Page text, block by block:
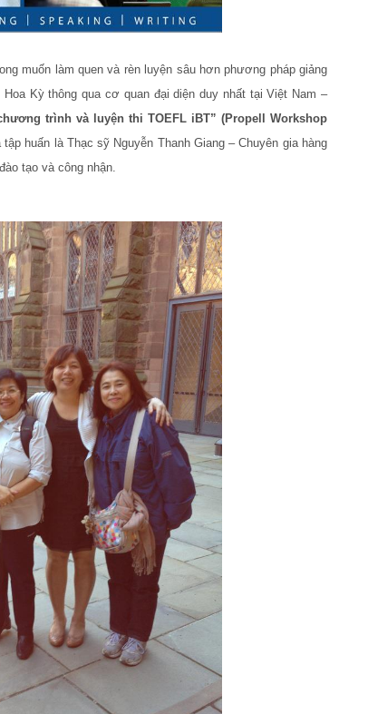
muốn làm quen và rèn luyện sâu hơn phương pháp giảng
Kỳ thông qua cơ quan đại diện duy nhất tại Việt Nam –
trình và luyện thi TOEFL iBT” (Propell Workshop
huấn là Thạc sỹ Nguyễn Thanh Giang – Chuyên gia hàng
tạo và công nhận.